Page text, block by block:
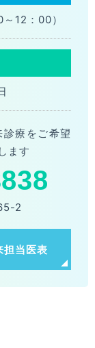
12：00）
療をご希望
ます
2
担当医表